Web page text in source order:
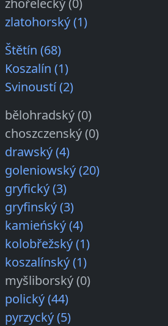
zhořelecký (0)
zlatohorský (1)
Štětín (68)
Koszalín (1)
Svinoustí (2)
bělohradský (0)
choszczenský (0)
drawský (4)
goleniowský (20)
gryfický (3)
gryfinský (3)
kamieńský (4)
kolobřežský (1)
koszalínský (1)
myšliborský (0)
polický (44)
pyrzycký (5)